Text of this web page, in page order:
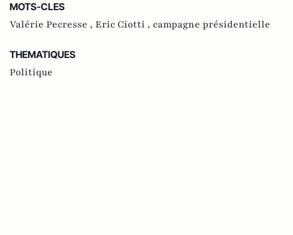
MOTS-CLES
Valérie Pecresse , Eric Ciotti , campagne présidentielle
THEMATIQUES
Politique